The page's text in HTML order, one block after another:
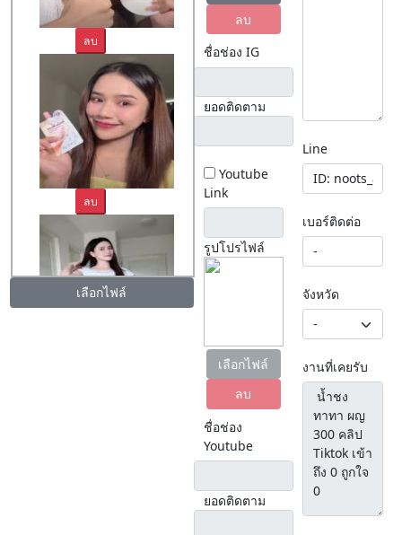
ลบ
ลบ
เลือกไฟล์
ลบ
ชื่อช่อง IG
ยอดติดตาม
Youtube
Link
รูปโปรไฟล์
เลือกไฟล์
ลบ
ชื่อช่อง
Youtube
ยอดติดตาม
Line
เบอร์ติดต่อ
จังหวัด
งานที่เคยรับ